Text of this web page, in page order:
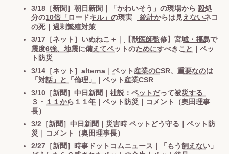
3/18［新聞］朝日新聞｜「かわいそう」の現場から 殺処
分の10倍「ロードキル」の現実 統計からは見えないネコ
の死｜過剰繁殖対策
3/17［ネット］いぬねこ＋｜
【獣医師監修】宮城・福島で
震度6強、地震に備えてペットのためにすべきこと
｜ペッ
ト防災
3/14［ネット］alterna｜ ペット産業のCSR、重要なのは
「対話」と「倫理」
｜ペット産業CSR
3/10［新聞］中日新聞｜社説： ペットだって被災する
３・１１から１１年 ｜ペット防災｜コメント（奥田理事
長）
3/2［新聞］中日新聞｜災害時 ペットどう守る｜ペット防
災｜コメント（奥田理事長）
2/27［新聞］時事ドットコムニュース｜
「もう飼えない」